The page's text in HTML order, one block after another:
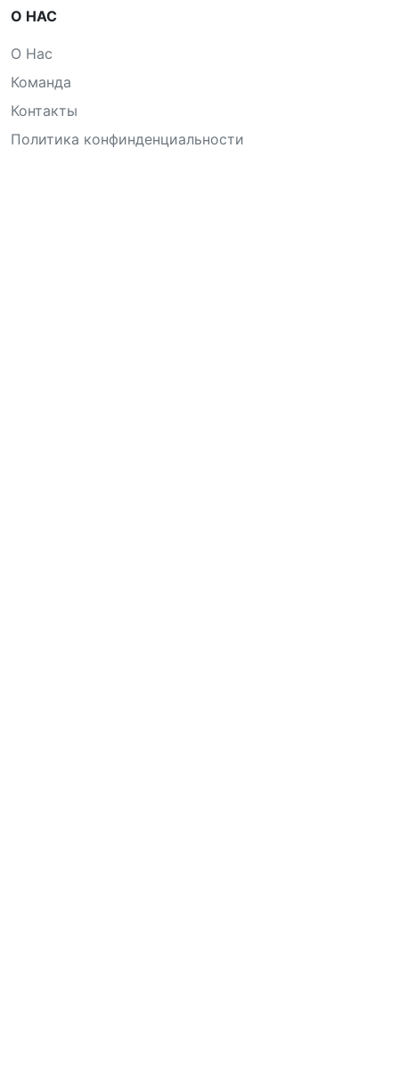
О НАС
О Нас
Команда
Контакты
Политика конфинденциальности